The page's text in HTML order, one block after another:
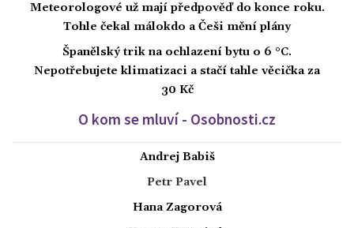
Meteorologové už mají předpověď do konce roku.
Tohle čekal málokdo a Češi mění plány
Španělský trik na ochlazení bytu o 6 °C.
Nepotřebujete klimatizaci a stačí tahle věcička za
30 Kč
O kom se mluví - Osobnosti.cz
Andrej Babiš
Petr Pavel
Hana Zagorová